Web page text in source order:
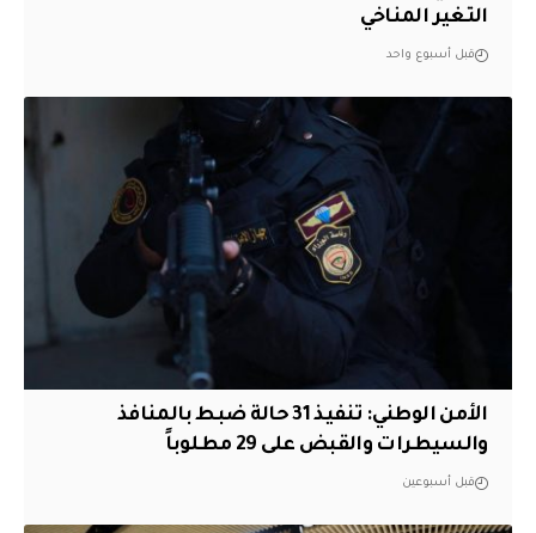
التغير المناخي
قبل أسبوع واحد
الأمن الوطني: تنفيذ 31 حالة ضبط بالمنافذ
والسيطرات والقبض على 29 مطلوباً
قبل أسبوعين